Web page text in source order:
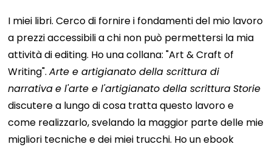
I miei libri. Cerco di fornire i fondamenti del mio lavoro
a prezzi accessibili a chi non può permettersi la mia
attività di editing. Ho una collana: "Art & Craft of
Writing".Arte e artigianato della scrittura di
narrativae l'arte e l'artigianato della scritturaStorie
discutere a lungo di cosa tratta questo lavoro e
come realizzarlo, svelando la maggior parte delle mie
migliori tecniche e dei miei trucchi. Ho un ebook